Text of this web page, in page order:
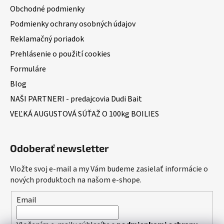
u
Obchodné podmienky
Podmienky ochrany osobných údajov
Reklamačný poriadok
Prehlásenie o použití cookies
Formuláre
Blog
NAŠI PARTNERI - predajcovia Dudi Bait
VEĽKÁ AUGUSTOVÁ SÚŤAŽ O 100kg BOILIES
Odoberať newsletter
Vložte svoj e-mail a my Vám budeme zasielať informácie o
nových produktoch na našom e-shope.
Email